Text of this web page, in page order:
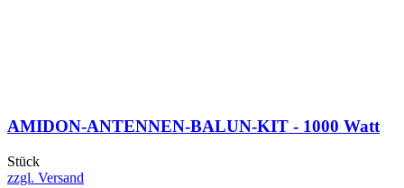
AMIDON-ANTENNEN-BALUN-KIT - 1000 Watt
Stück
zzgl. Versand